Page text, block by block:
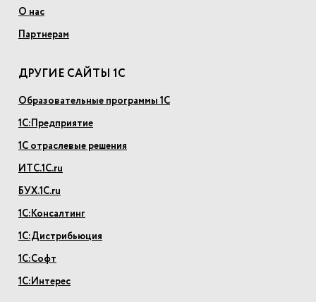
О нас
Партнерам
ДРУГИЕ САЙТЫ 1С
Образовательные программы 1С
1С:Предприятие
1С отраслевые решения
ИТС.1С.ru
БУХ.1С.ru
1С:Консалтинг
1С:Дистрибьюция
1С:Софт
1С:Интерес